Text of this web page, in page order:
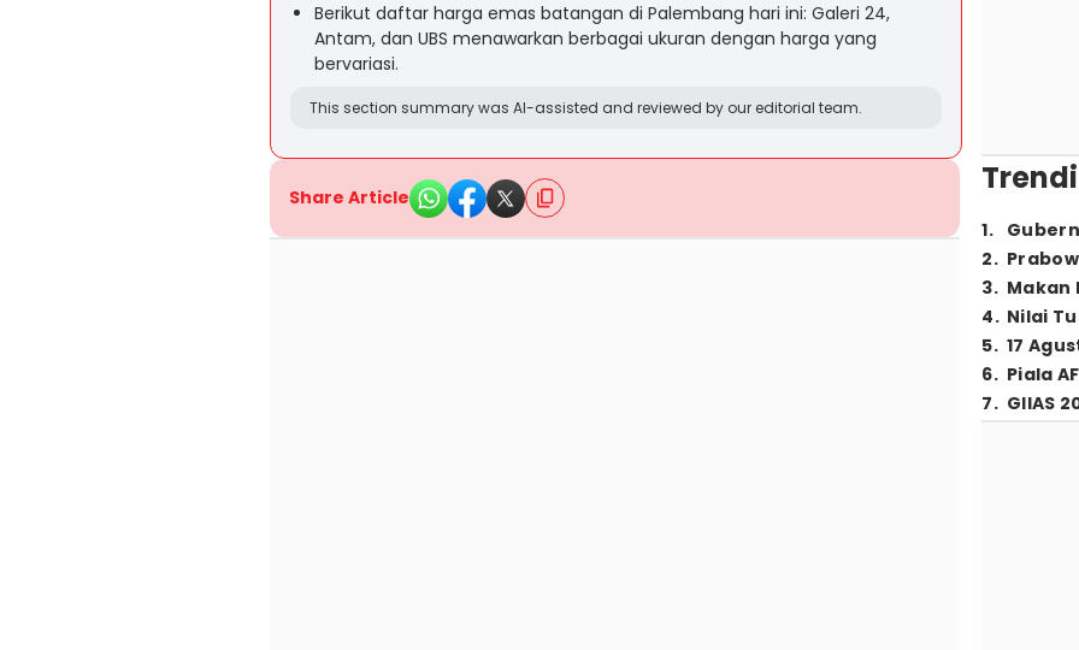
Berikut daftar harga emas batangan di Palembang hari ini: Galeri 24,
Antam, dan UBS menawarkan berbagai ukuran dengan harga yang
bervariasi.
This section summary was AI-assisted and reviewed by our editorial team.
Share Article
1.
2.
3. Makan
4. Nilai
5. 17
6. Piala
7. GIIAS